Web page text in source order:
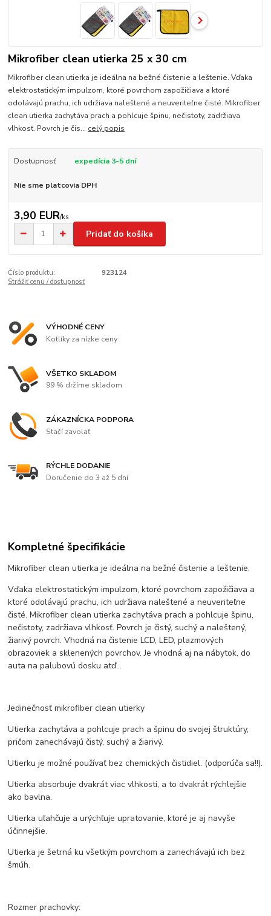
Mikrofiber clean utierka 25 x 30 cm
Mikrofiber clean utierka je ideálna na bežné čistenie a leštenie. Vďaka
elektrostatickým impulzom, ktoré povrchom zapožičiava a ktoré
odolávajú prachu, ich udržiava naleštené a neuveriteľne čisté. Mikrofiber
clean utierka zachytáva prach a pohlcuje špinu, nečistoty, zadržiava
vlhkosť. Povrch je čis... celý popis
Dostupnosť expedícia 3-5 dní
Nie sme platcovia DPH
3,90 EUR/ks
Pridať do košíka
Číslo produktu:
923124
Strážiť cenu / dostupnosť
VÝHODNÉ CENY
Kotlíky za nízke ceny
VŠETKO SKLADOM
99 % držíme skladom
ZÁKAZNÍCKA PODPORA
Stačí zavolať
RÝCHLE DODANIE
Doručenie do 3 až 5 dní
Kompletné špecifikácie
Mikrofiber clean utierka je ideálna na bežné čistenie a leštenie.
Vďaka elektrostatickým impulzom, ktoré povrchom zapožičiava a
ktoré odolávajú prachu, ich udržiava naleštené a neuveriteľne
čisté. Mikrofiber clean utierka zachytáva prach a pohlcuje špinu,
nečistoty, zadržiava vlhkosť. Povrch je čistý, suchý a naleštený,
žiarivý povrch. Vhodná na čistenie LCD, LED, plazmových
obrazoviek a sklenených povrchov. Je vhodná aj na nábytok, do
auta na palubovú dosku atď...
Jedinečnosť mikrofiber clean utierky
Utierka zachytáva a pohlcuje prach a špinu do svojej štruktúry,
pričom zanechávajú čistý, suchý a žiarivý.
Utierku je možné používať bez chemických čistidiel. (odporúča sa!!).
Utierka absorbuje dvakrát viac vlhkosti, a to dvakrát rýchlejšie
ako bavlna.
Utierka uľahčuje a urýchľuje upratovanie, ktoré je aj navyše
účinnejšie.
Utierka je šetrná ku všetkým povrchom a zanechávajú ich bez
šmúh.
Rozmer prachovky: